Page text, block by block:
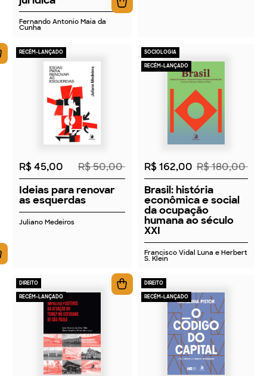
Fernando Antonio Maia da
Cunha
RECÉM-LANÇADO
2026
R$ 45,00
R$ 50,00
Ideias para renovar
as esquerdas
Juliano Medeiros
SOCIOLOGIA
RECÉM-LANÇADO
2026
R$ 162,00 R$ 180,00
Brasil: história
econômica e social
da ocupação
humana ao século
XXI
Francisco Vidal Luna e Herbert
S. Klein
DIREITO
RECÉM-LANÇADO
2026
DIREITO
RECÉM-LANÇADO
2026